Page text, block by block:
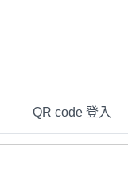
QR code 登入